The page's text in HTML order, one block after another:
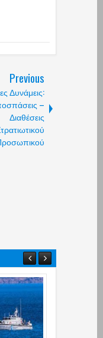
Previous
Δυνάμεις:
–
Διαθέσεις